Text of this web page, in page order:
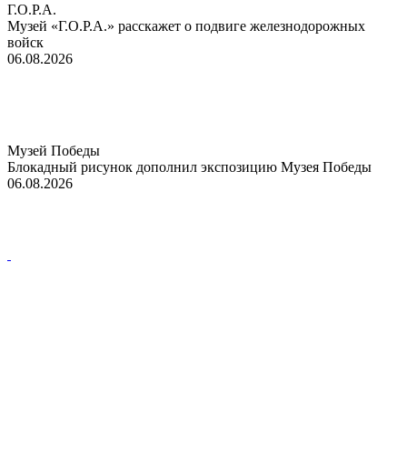
Г.О.Р.А.
Музей «Г.О.Р.А.» расскажет о подвиге железнодорожных
войск
06.08.2026
Музей Победы
Блокадный рисунок дополнил экспозицию Музея Победы
06.08.2026